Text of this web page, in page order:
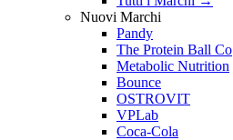
Nuovi Marchi
Pandy
The Protein Ball Co
Metabolic Nutrition
Bounce
OSTROVIT
VPLab
Coca-Cola